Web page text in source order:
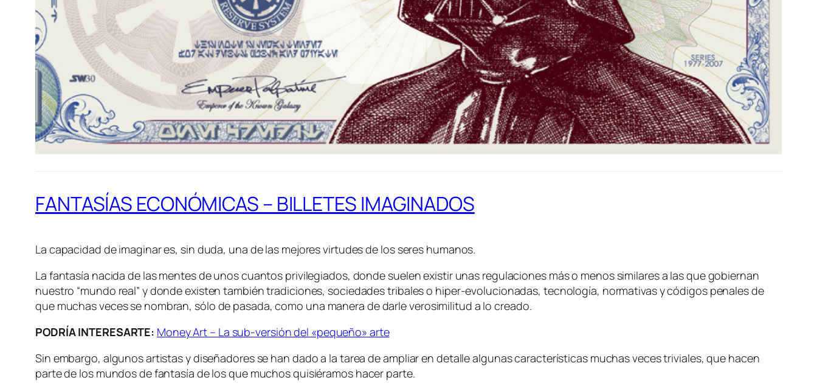
FANTASÍAS ECONÓMICAS – BILLETES IMAGINADOS
La capacidad de imaginar es, sin duda, una de las mejores virtudes de los seres humanos.
La fantasía nacida de las mentes de unos cuantos privilegiados, donde suelen existir unas regulaciones más o menos similares a las que gobiernan
nuestro “mundo real” y donde existen también tradiciones, sociedades tribales o hiper-evolucionadas, tecnología, normativas y códigos penales de
que muchas veces se nombran, sólo de pasada, como una manera de darle verosimilitud a lo creado.
PODRÍA INTERESARTE: Money Art – La sub-versión del «pequeño» arte
Sin embargo, algunos artistas y diseñadores se han dado a la tarea de ampliar en detalle algunas características muchas veces triviales, que hacen
parte de los mundos de fantasía de los que muchos quisiéramos hacer parte.